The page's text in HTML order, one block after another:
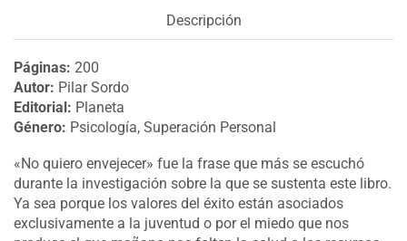
Descripción
Páginas: 200
Autor: Pilar Sordo
Editorial: Planeta
Género: Psicología, Superación Personal
«No quiero envejecer» fue la frase que más se escuchó
durante la investigación sobre la que se sustenta este libro.
Ya sea porque los valores del éxito están asociados
exclusivamente a la juventud o por el miedo que nos